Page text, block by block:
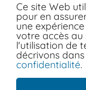
Ressources
FAQ
Nous joindre
Ce site Web
pour en
une
votre accès au
l'utilisation de
décrivons
confidentialité.